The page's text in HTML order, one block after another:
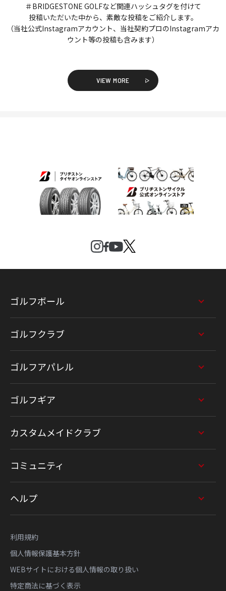
＃BRIDGESTONE GOLFなど関連ハッシュタグを付けて
投稿いただいた中から、素敵な投稿をご紹介します。
（当社公式Instagramアカウント、当社契約プロのInstagramアカ
ウント等の投稿も含みます）
VIEW MORE
ゴルフボール
ゴルフクラブ
ゴルフアパレル
ゴルフギア
カスタムメイドクラブ
コミュニティ
ヘルプ
利用規約
個人情報保護基本方針
WEBサイトにおける個人情報の取り扱い
特定商法に基づく表示